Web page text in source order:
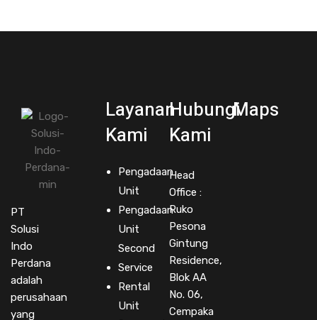
PT
Solusi
Indo
Perdana
adalah
perusahaan
yang
Layanan
Kami
Pengadaan
Unit
Pengadaan
Unit
Second
Service
Rental
Unit
Hubungi
Kami
Head
Office :
Ruko
Pesona
Gintung
Residence,
Blok AA
No. 06,
Cempaka
Maps